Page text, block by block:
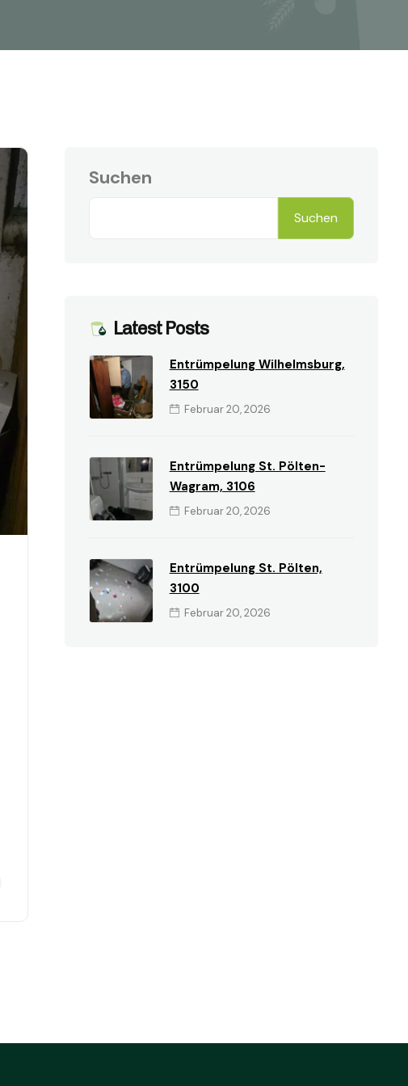
Suchen
Suchen
Latest Posts
Entrümpelung Wilhelmsburg,
3150
Februar 20, 2026
Entrümpelung St. Pölten-
Wagram, 3106
Februar 20, 2026
Entrümpelung St. Pölten,
3100
Februar 20, 2026